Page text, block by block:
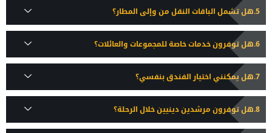
هل تشمل الباقات النقل من وإلى المطار؟
هل توفرون خدمات خاصة للمجموعات والعائلات؟
هل يمكنني اختيار الفندق بنفسي؟
هل توفرون مرشدين دينيين خلال الرحلة؟